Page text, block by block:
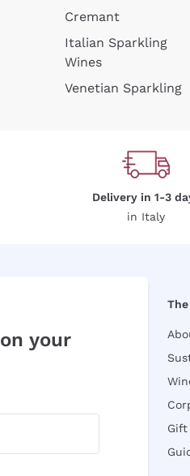
Cremant
Italian Sparkling
Wines
Venetian Sparkling
Delivery in 1-3
in Italy
on your
Gift